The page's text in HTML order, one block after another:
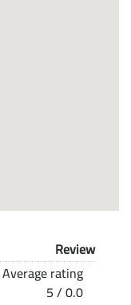
Review
Average rating
0.0 / 5